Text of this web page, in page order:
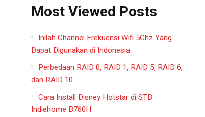
Most Viewed Posts
Inilah Channel Frekuensi Wifi 5Ghz Yang
Dapat Digunakan di Indonesia
Perbedaan RAID 0, RAID 1, RAID 5, RAID 6,
dan RAID 10
Cara Install Disney Hotstar di STB
Indiehome B760H